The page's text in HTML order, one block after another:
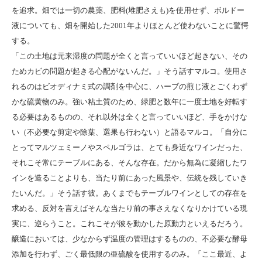
を追求。畑では一切の農薬、肥料(堆肥さえも)を使用せず、ボルドー
液についても、畑を開始した2001年よりほとんど使わないことに驚愕
する。
「この土地は元来湿度の問題が全くと言っていいほど起きない、その
ためカビの問題が起きる心配がないんだ。」そう話すマルコ。使用さ
れるのはビオディナミ式の調剤を中心に、ハーブの煎じ液とごくわず
かな硫黄物のみ。強い粘土質のため、緑肥と数年に一度土地を好転す
る必要はあるものの、それ以外は全くと言っていいほど、手をかけな
い（不必要な剪定や除葉、選果も行わない）と語るマルコ。「自分に
とってマルツェミーノやスペルゴラは、とても身近なワインだった、
それこそ常にテーブルにある、そんな存在。だから無為に凝縮したワ
インを造ることよりも、当たり前にあった風景や、伝統を残していき
たいんだ。」そう話す彼。あくまでもテーブルワインとしての存在を
求める、反対を言えばそんな当たり前の事さえなくなりかけている現
実に、逆らうこと。これこそが彼を動かした原動力といえるだろう。
醸造においては、少なからず温度の管理はするものの、不必要な酵母
添加を行わず、ごく最低限の亜硫酸を使用するのみ。「ここ最近、よ